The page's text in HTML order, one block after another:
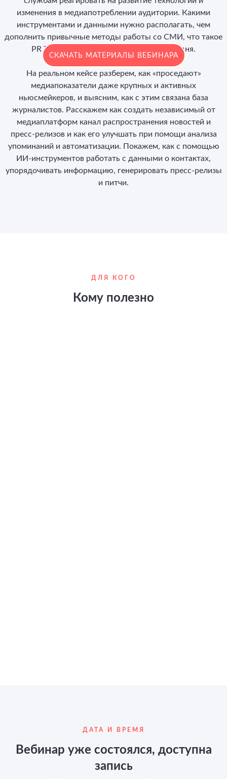
СКАЧАТЬ МАТЕРИАЛЫ ВЕБИНАРА
изменения в медиапотреблении аудитории. Какими
инструментами и данными нужно располагать, чем
дополнить привычные методы работы со СМИ, что такое
PR Tech и какие сервисы доступны сегодня.
На реальном кейсе разберем, как «проседают»
медиапоказатели даже крупных и активных
ньюсмейкеров, и выясним, как с этим связана база
журналистов. Расскажем как создать независимый от
медиаплатформ канал распространения новостей и
пресс-релизов и как его улучшать при помощи анализа
упоминаний и автоматизации. Покажем, как с помощью
ИИ-инструментов работать с данными о контактах,
упорядочивать информацию, генерировать пресс-релизы
и питчи.
ДЛЯ КОГО
Кому полезно
ДАТА И ВРЕМЯ
Вебинар уже состоялся, доступна
запись